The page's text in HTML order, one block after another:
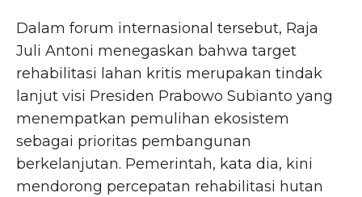
Dalam forum internasional tersebut, Raja
Juli Antoni menegaskan bahwa target
rehabilitasi lahan kritis merupakan tindak
lanjut visi Presiden Prabowo Subianto yang
menempatkan pemulihan ekosistem
sebagai prioritas pembangunan
berkelanjutan. Pemerintah, kata dia, kini
mendorong percepatan rehabilitasi hutan